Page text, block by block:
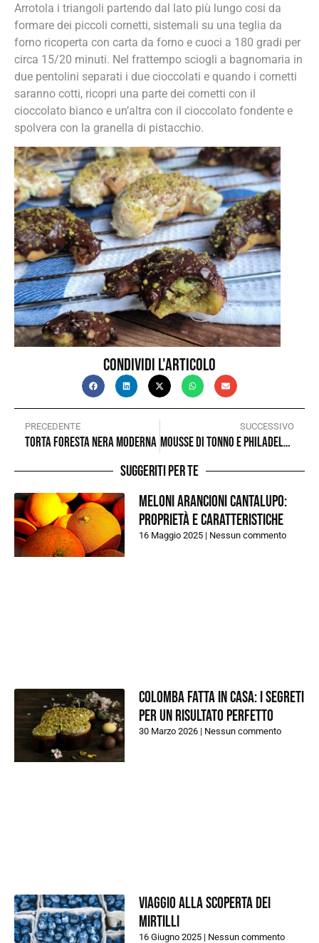
Arrotola i triangoli partendo dal lato più lungo cosi da
formare dei piccoli cornetti, sistemali su una teglia da
forno ricoperta con carta da forno e cuoci a 180 gradi per
circa 15/20 minuti. Nel frattempo sciogli a bagnomaria in
due pentolini separati i due cioccolati e quando i cornetti
saranno cotti, ricopri una parte dei cornetti con il
cioccolato bianco e un’altra con il cioccolato fondente e
spolvera con la granella di pistacchio.
Condividi l'articolo
PRECEDENTE
Torta foresta nera moderna
SUCCESSIVO
Mousse di tonno e Philadelphia
Suggeriti per te
Meloni arancioni Cantalupo:
proprietà e caratteristiche
16 Maggio 2025 Nessun commento
Colomba fatta in casa: i segreti
per un risultato perfetto
30 Marzo 2026 Nessun commento
Viaggio alla scoperta dei
Mirtilli
16 Giugno 2025 Nessun commento